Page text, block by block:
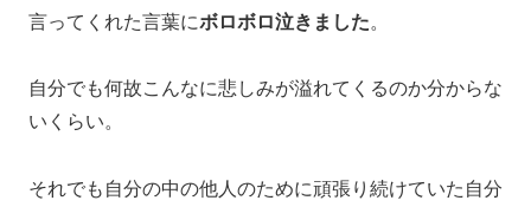
言ってくれた言葉にボロボロ泣きました。
自分でも何故こんなに悲しみが溢れてくるのか分からな
いくらい。
それでも自分の中の他人のために頑張り続けていた自分